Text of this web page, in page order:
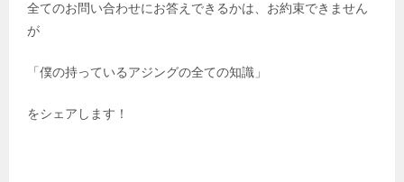
全てのお問い合わせにお答えできるかは、お約束できません
が
「僕の持っているアジングの全ての知識」
をシェアします！